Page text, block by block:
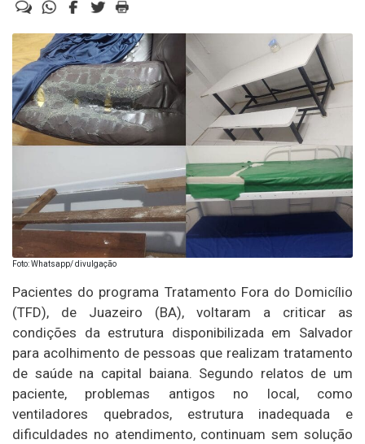
Foto: Whatsapp/ divulgação
Pacientes do programa Tratamento Fora do Domicílio
(TFD), de Juazeiro (BA), voltaram a criticar as
condições da estrutura disponibilizada em Salvador
para acolhimento de pessoas que realizam tratamento
de saúde na capital baiana. Segundo relatos de um
paciente, problemas antigos no local, como
ventiladores quebrados, estrutura inadequada e
dificuldades no atendimento, continuam sem solução